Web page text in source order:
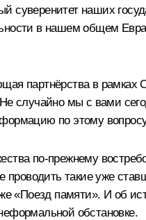
суверенитет наших
в нашем общем
партнёрства в рамках
случайно мы с вами
по этому
по-прежнему
такие уже
«Поезд памяти». И об
обстановке.